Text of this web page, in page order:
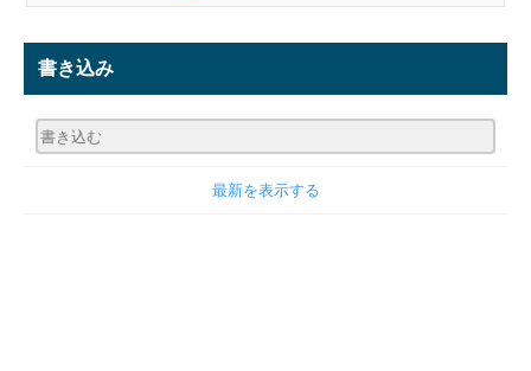
書き込み
最新を表示する